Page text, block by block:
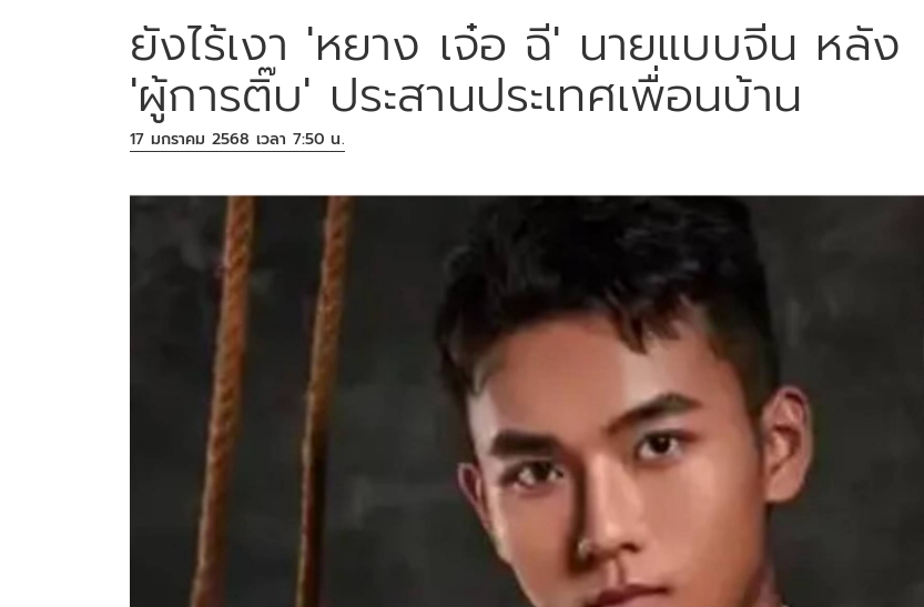
ยังไร้เงา 'หยาง เจ๋อ ฉี' นายแบบจีน หลัง
'ผู้การติ๊บ' ประสานประเทศเพื่อนบ้าน
17 มกราคม 2568 เวลา 7:50 น.